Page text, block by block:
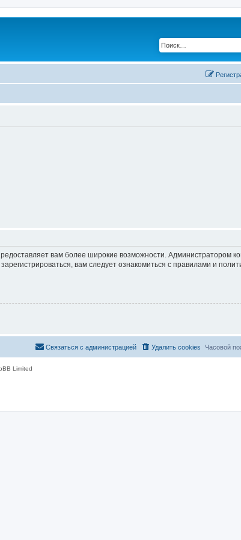
вам более широкие возможности. Администратором
вам следует ознакомиться с правилами и
Часовой
Удалить cookies
Связаться с администрацией
Limited